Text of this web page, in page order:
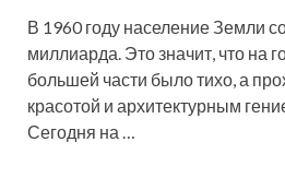
В 1960 году население Земли
миллиарда. Это значит, что на
большей части было тихо, а
красотой и архитектурным
Сегодня на …